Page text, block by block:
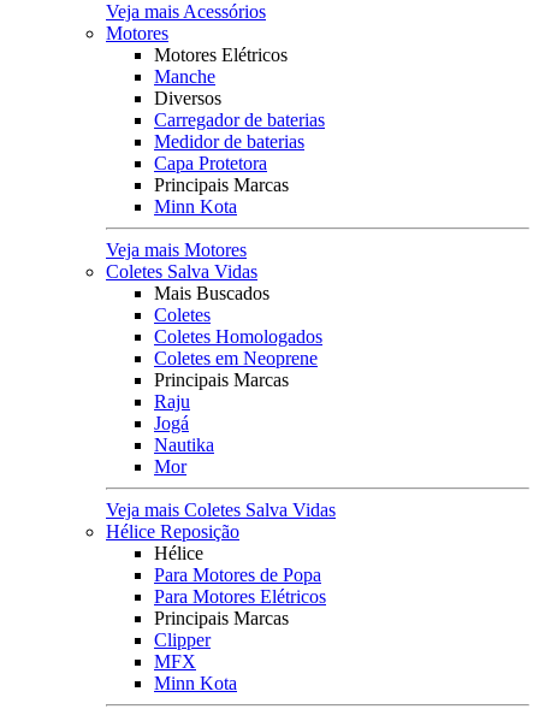
Veja mais Acessórios
Motores
Motores Elétricos
Manche
Diversos
Carregador de baterias
Medidor de baterias
Capa Protetora
Principais Marcas
Minn Kota
Veja mais Motores
Coletes Salva Vidas
Mais Buscados
Coletes
Coletes Homologados
Coletes em Neoprene
Principais Marcas
Raju
Jogá
Nautika
Mor
Veja mais Coletes Salva Vidas
Hélice Reposição
Hélice
Para Motores de Popa
Para Motores Elétricos
Principais Marcas
Clipper
MFX
Minn Kota